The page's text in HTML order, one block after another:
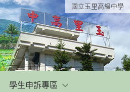
國立玉里高級中學
學生申訴專區